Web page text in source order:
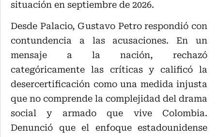
situación en septiembre de 2026.
Desde Palacio, Gustavo Petro respondió con
contundencia a las acusaciones. En un
mensaje a la nación, rechazó
categóricamente las críticas y calificó la
desercertificación como una medida injusta
que no comprende la complejidad del drama
social y armado que vive Colombia.
Denunció que el enfoque estadounidense